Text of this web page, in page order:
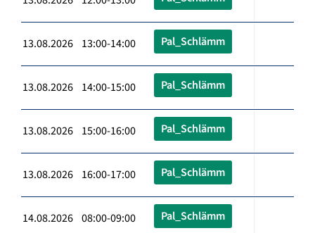
13.08.2026 13:00-14:00 Pal_Schlämm
13.08.2026 14:00-15:00 Pal_Schlämm
13.08.2026 15:00-16:00 Pal_Schlämm
13.08.2026 16:00-17:00 Pal_Schlämm
14.08.2026 08:00-09:00 Pal_Schlämm